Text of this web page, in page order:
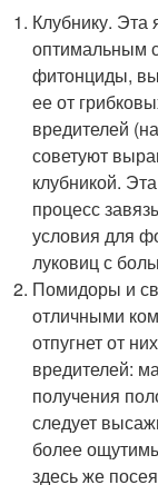
Клубнику. Эта
оптимальным
фитонциды,
ее от
вредителей
советуют
клубникой.
процесс
условия для
луковиц с
Помидоры и
отличными
отпугнет от
вредителей:
получения
следует
более
здесь же